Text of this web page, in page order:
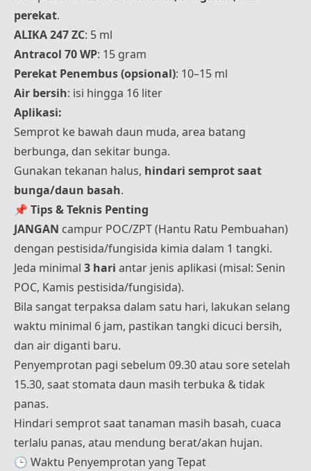
perekat.
ALIKA 247 ZC: 5 ml
Antracol 70 WP: 15 gram
Perekat Penembus (opsional): 10–15 ml
Air bersih: isi hingga 16 liter
Aplikasi:
Semprot ke bawah daun muda, area batang
berbunga, dan sekitar bunga.
Gunakan tekanan halus, hindari semprot saat
bunga/daun basah.
📌 Tips & Teknis Penting
JANGAN campur POC/ZPT (Hantu Ratu Pembuahan)
dengan pestisida/fungisida kimia dalam 1 tangki.
Jeda minimal 3 hari antar jenis aplikasi (misal: Senin
POC, Kamis pestisida/fungisida).
Bila sangat terpaksa dalam satu hari, lakukan selang
waktu minimal 6 jam, pastikan tangki dicuci bersih,
dan air diganti baru.
Penyemprotan pagi sebelum 09.30 atau sore setelah
15.30, saat stomata daun masih terbuka & tidak
panas.
Hindari semprot saat tanaman masih basah, cuaca
terlalu panas, atau mendung berat/akan hujan.
🕒 Waktu Penyemprotan yang Tepat